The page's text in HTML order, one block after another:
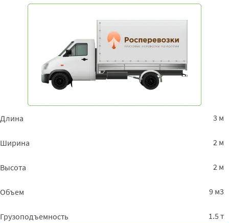
Длина 3 м
Ширина 2 м
Высота 2 м
Объем 9 м3
Грузоподъемность
1.5 т